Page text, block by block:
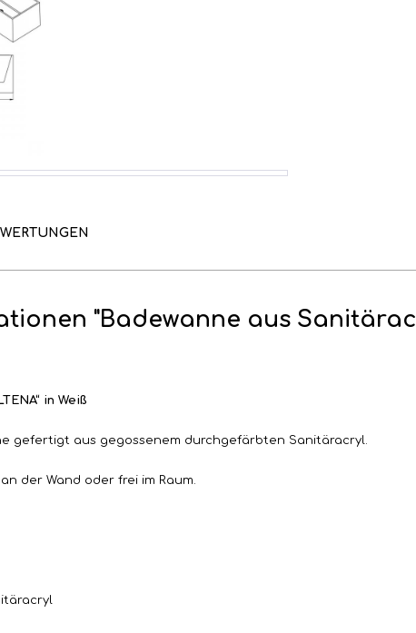
"Badewanne aus
in Weiß
gefertigt aus gegossenem durchgefärbten Sanitäracryl.
der Wand oder frei im Raum.